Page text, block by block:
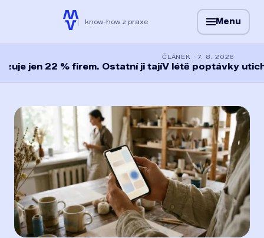
know-how z praxe Menu
22 % firem. Ostatní ji tají
ČLÁNEK · 7. 8. 2026
V létě poptávky utichnou.
Wolfway — data a